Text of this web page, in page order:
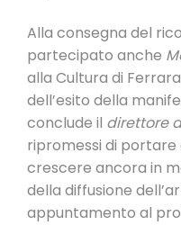
Alla consegna del
partecipato anche
alla Cultura di
dell’esito della
conclude il direttore
ripromessi di portare
crescere ancora in
della diffusione
appuntamento al